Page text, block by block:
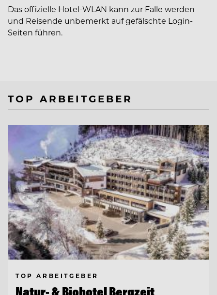
Das offizielle Hotel-WLAN kann zur Falle werden
und Reisende unbemerkt auf gefälschte Login-
Seiten führen.
TOP ARBEITGEBER
TOP ARBEITGEBER
Natur- & Biohotel Bergzeit